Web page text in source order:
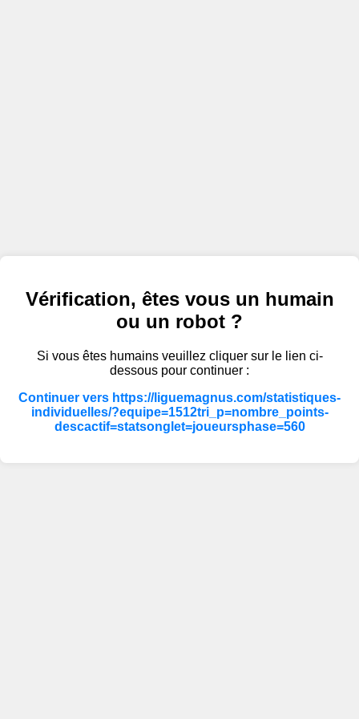
Vérification, êtes vous un humain
ou un robot ?
Si vous êtes humains veuillez cliquer sur le lien ci-
dessous pour continuer :
Continuer vers https://liguemagnus.com/statistiques-
individuelles/?equipe=1512tri_p=nombre_points-
descactif=statsonglet=joueursphase=560